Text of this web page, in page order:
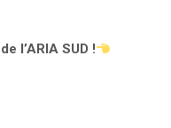
l’ARIA SUD !